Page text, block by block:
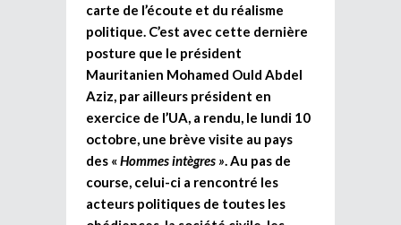
carte de l’écoute et du réalisme
politique. C’est avec cette dernière
posture que le président
Mauritanien Mohamed Ould Abdel
Aziz, par ailleurs président en
exercice de l’UA, a rendu, le lundi 10
octobre, une brève visite au pays
des «Hommes intègres » . Au pas de
course, celui-ci a rencontré les
acteurs politiques de toutes les